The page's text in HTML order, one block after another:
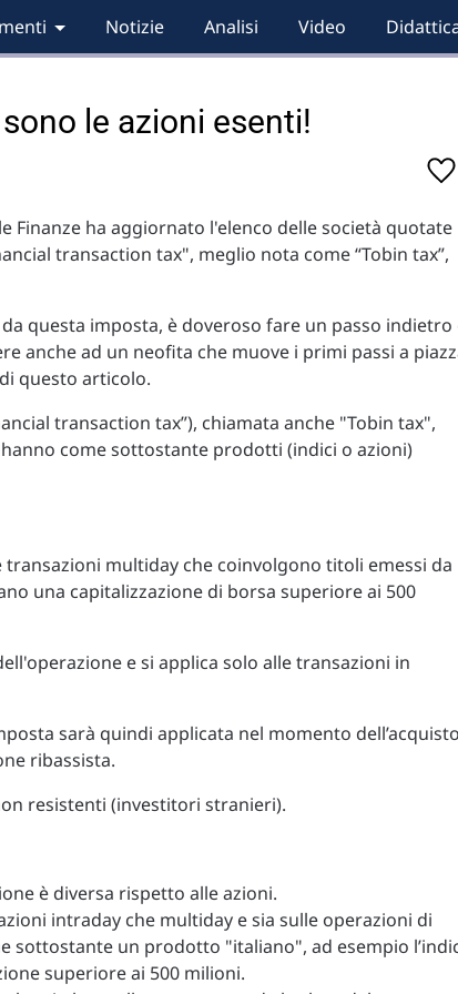
Notizie Analisi Video
le azioni esenti!
Finanze ha aggiornato l'elenco delle società quotate
transaction tax", meglio nota come “Tobin tax”,
questa imposta, è doveroso fare un passo indietro
anche ad un neofita che muove i primi passi a
questo articolo.
transaction tax”), chiamata anche "Tobin tax",
come sottostante prodotti (indici o azioni)
multiday che coinvolgono titoli emessi da
una capitalizzazione di borsa superiore ai 500
e si applica solo alle transazioni in
sarà quindi applicata nel momento
ribassista.
resistenti (investitori stranieri).
è diversa rispetto alle azioni.
intraday che multiday e sia sulle operazioni di
sottostante un prodotto "italiano", ad esempio
superiore ai 500 milioni.